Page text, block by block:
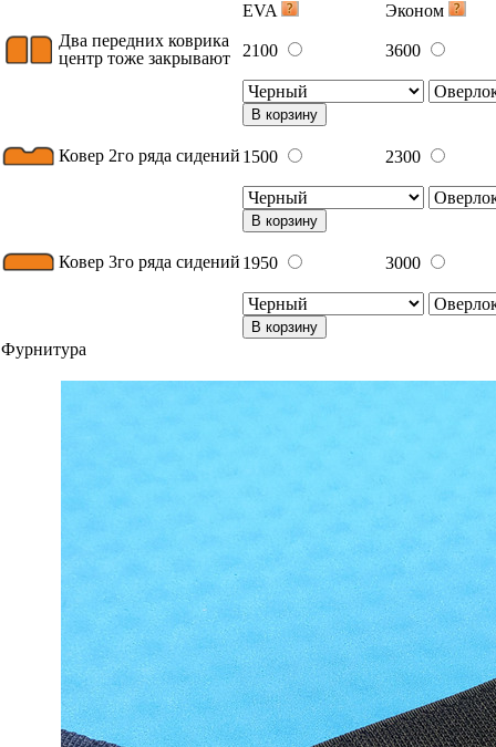
EVA
Эконом
Два передних коврика
центр тоже закрывают
2100 3600
В корзину
Ковер 2го ряда сидений 1500 2300
В корзину
Ковер 3го ряда сидений 1950 3000
В корзину
Фурнитура